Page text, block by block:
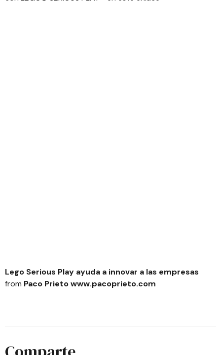
Lego Serious Play ayuda a innovar a las empresas
from Paco Prieto www.pacoprieto.com